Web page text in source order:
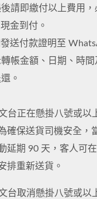
請即繳付以上費用
金到付。
送付款證明至
帳金額、日期、時
。
台正在懸掛八號或以
確保送貨司機安全，
延期 90 天，客人可
排重新送貨。
台取消懸掛八號或以